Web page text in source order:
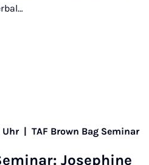
Uhr | TAF Brown Bag Seminar
Jo­se­phi­ne